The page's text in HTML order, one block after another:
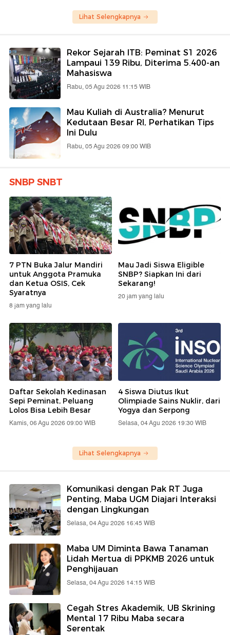
Lihat Selengkapnya
Rekor Sejarah ITB: Peminat S1 2026
Lampaui 139 Ribu, Diterima 5.400-an
Mahasiswa
Rabu, 05 Agu 2026 11:15 WIB
Mau Kuliah di Australia? Menurut
Kedutaan Besar RI, Perhatikan Tips
Ini Dulu
Rabu, 05 Agu 2026 09:00 WIB
SNBP SNBT
7 PTN Buka Jalur Mandiri
untuk Anggota Pramuka
dan Ketua OSIS, Cek
Syaratnya
8 jam yang lalu
Mau Jadi Siswa Eligible
SNBP? Siapkan Ini dari
Sekarang!
20 jam yang lalu
Daftar Sekolah Kedinasan
Sepi Peminat, Peluang
Lolos Bisa Lebih Besar
Kamis, 06 Agu 2026 09:00 WIB
4 Siswa Diutus Ikut
Olimpiade Sains Nuklir, dari
Yogya dan Serpong
Selasa, 04 Agu 2026 19:30 WIB
Lihat Selengkapnya
Komunikasi dengan Pak RT Juga
Penting, Maba UGM Diajari Interaksi
dengan Lingkungan
Selasa, 04 Agu 2026 16:45 WIB
Maba UM Diminta Bawa Tanaman
Lidah Mertua di PPKMB 2026 untuk
Penghijauan
Selasa, 04 Agu 2026 14:15 WIB
Cegah Stres Akademik, UB Skrining
Mental 17 Ribu Maba secara
Serentak